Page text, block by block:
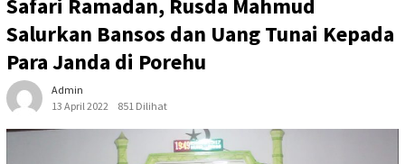
Safari Ramadan, Rusda Mahmud
Salurkan Bansos dan Uang Tunai Kepada
Para Janda di Porehu
Admin
13 April 2022
851 Dilihat